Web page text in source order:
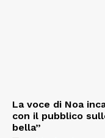
La voce di Noa
con il pubblico
bella”